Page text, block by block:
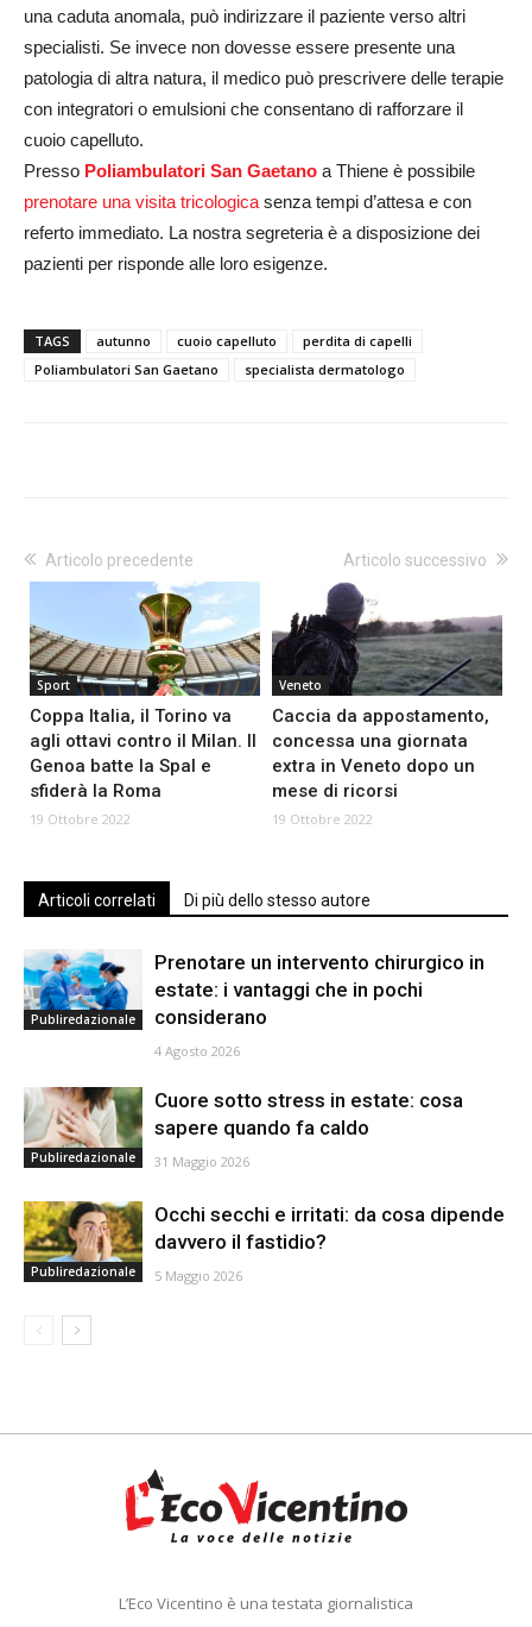
una caduta anomala, può indirizzare il paziente verso altri
specialisti. Se invece non dovesse essere presente una
patologia di altra natura, il medico può prescrivere delle terapie
con integratori o emulsioni che consentano di rafforzare il
cuoio capelluto.
Presso Poliambulatori San Gaetano a Thiene è possibile
prenotare una visita tricologica senza tempi d’attesa e con
referto immediato. La nostra segreteria è a disposizione dei
pazienti per risponde alle loro esigenze.
TAGS autunno cuoio capelluto
perdita di capelli
Poliambulatori San Gaetano
specialista dermatologo
Articolo precedente
Sport
Coppa Italia, il Torino va
agli ottavi contro il Milan. Il
Genoa batte la Spal e
sfiderà la Roma
19 Ottobre 2022
Articolo successivo
Veneto
Caccia da appostamento,
concessa una giornata
extra in Veneto dopo un
mese di ricorsi
19 Ottobre 2022
Articoli correlati Di più dello stesso autore
Publiredazionale
Prenotare un intervento chirurgico in
estate: i vantaggi che in pochi
considerano
4 Agosto 2026
Publiredazionale
Cuore sotto stress in estate: cosa
sapere quando fa caldo
31 Maggio 2026
Publiredazionale
Occhi secchi e irritati: da cosa dipende
davvero il fastidio?
5 Maggio 2026
L’Eco Vicentino è una testata giornalistica